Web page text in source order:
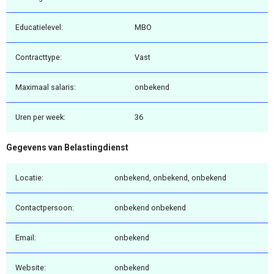
Educatielevel: MBO
Contracttype: Vast
Maximaal salaris: onbekend
Uren per week: 36
Gegevens van Belastingdienst
Locatie: onbekend, onbekend, onbekend
Contactpersoon: onbekend onbekend
Email: onbekend
Website: onbekend